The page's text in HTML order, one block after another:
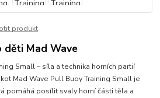
produkt
Mad Wave
Small – síla a technika horních partií
Mad Wave Pull Buoy Training Small je
pomáhá posílit svaly horní části těla a